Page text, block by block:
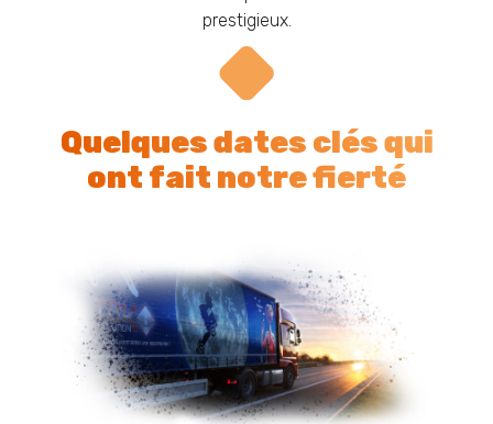
prestigieux.
Quelques dates clés qui
ont fait notre fierté